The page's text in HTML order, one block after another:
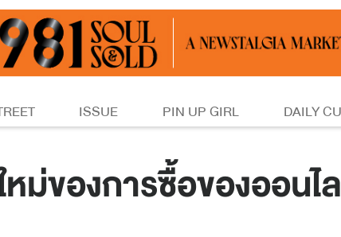
ISSUE PIN UP GIRL DAILY
ของการซื้อของออนไ